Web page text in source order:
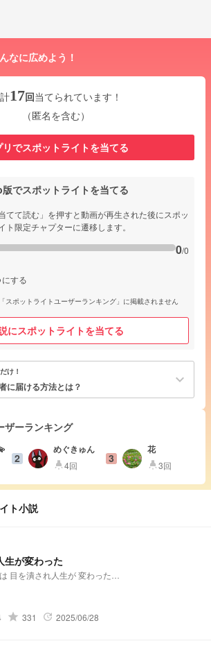
なに広めよう！
17回当てられています！
（匿名を含む）
リでスポットライトを当てる
でスポットライトを当てる
てて読む」を押すと動画が再生された後にスポッ
ト限定チャプターに遷移します。
0/0
する
スポットライトユーザーランキング」に掲載されません
にスポットライトを当てる
け！
に届ける方法とは？ keyboard_arrow_down
ザーランキング
2
めぐきゅん
highlight4回 3
花
highlight3回
ト小説
生が変わった
目を潰され人生が 変わった…
grade 331 update 2025/06/28